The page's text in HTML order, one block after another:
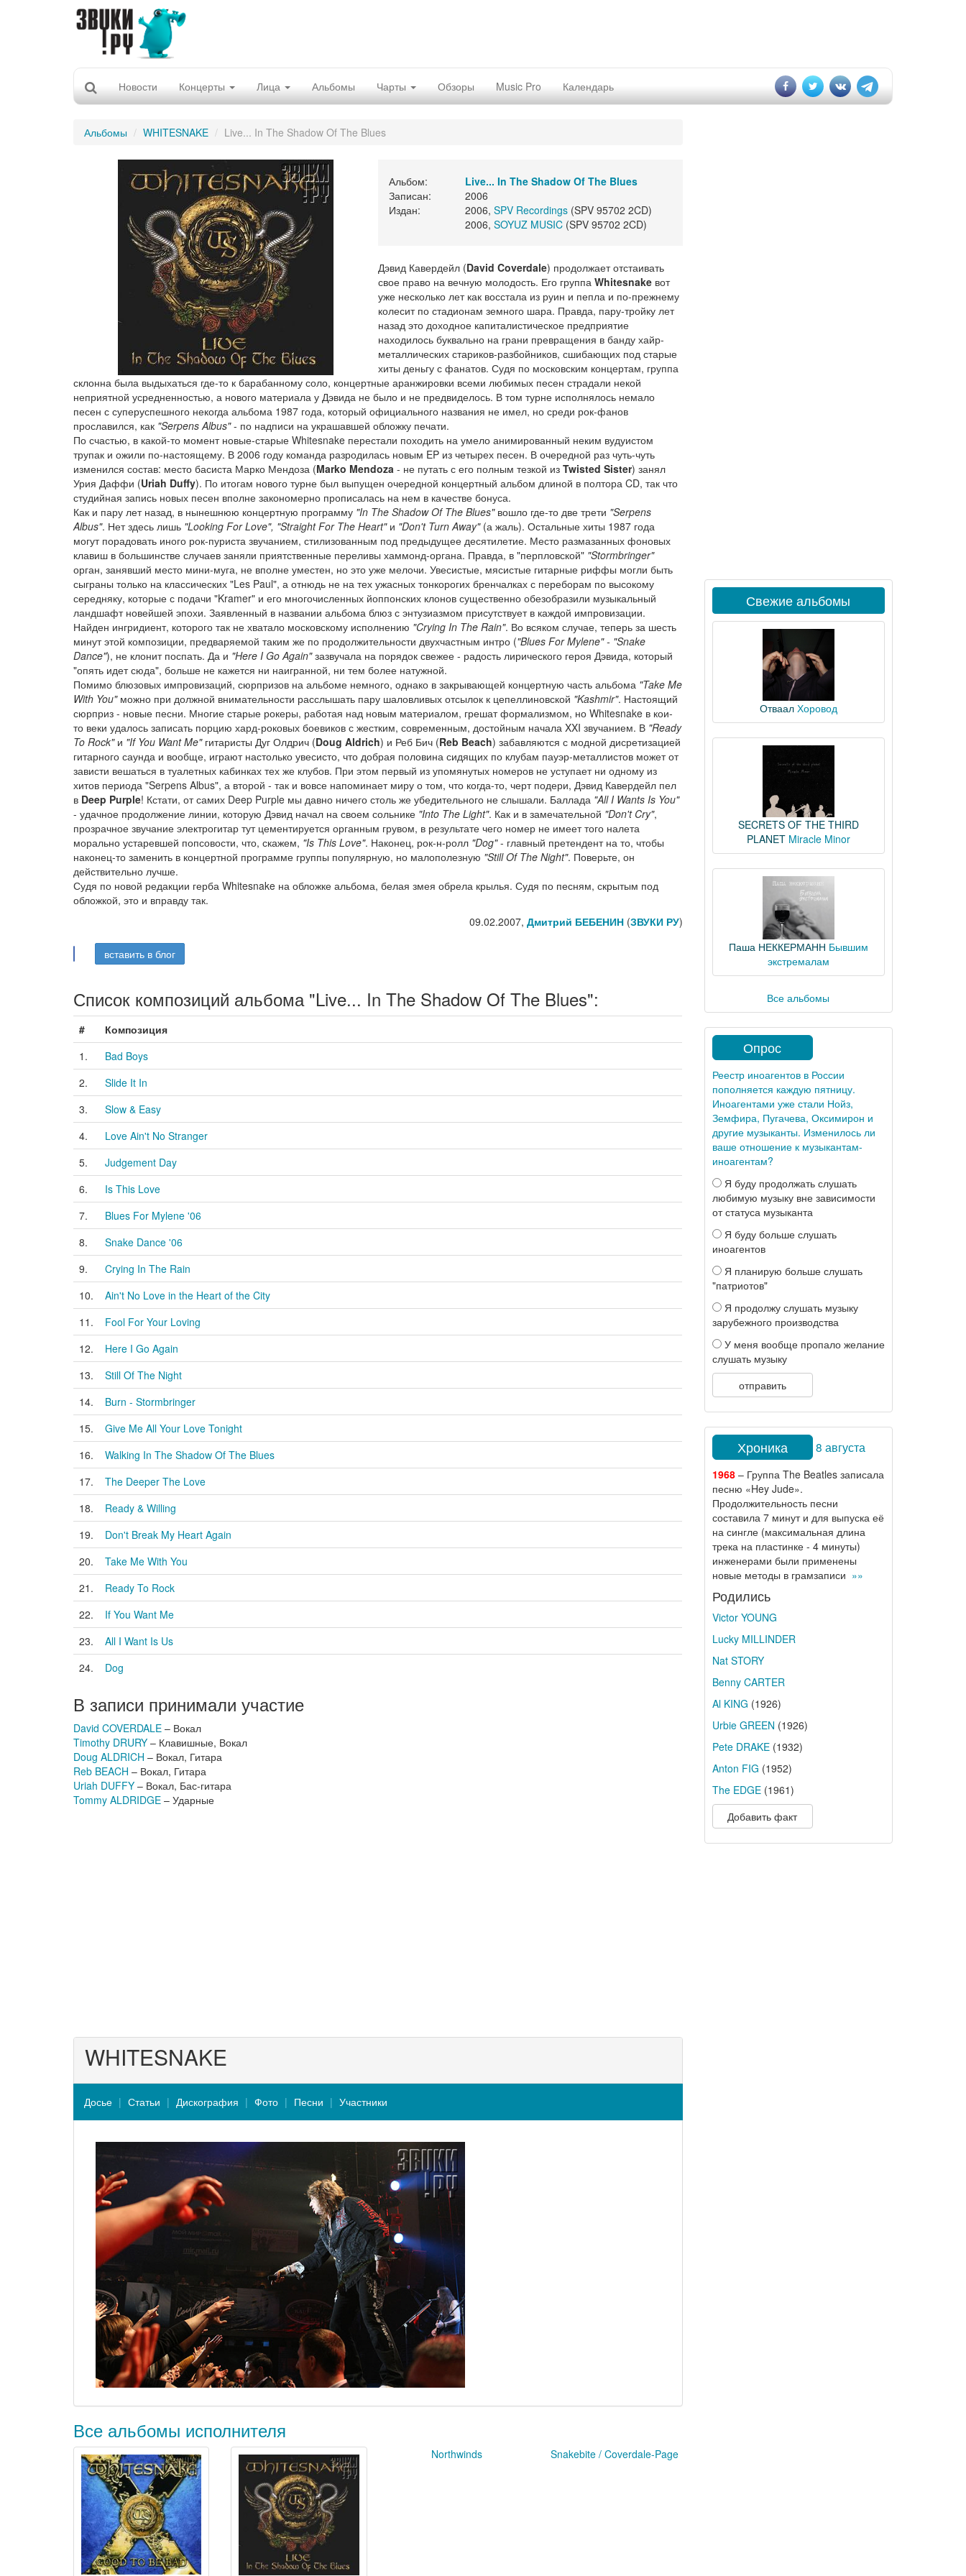
Новости Концерты Лица Альбомы Чарты Обзоры Music Pro Календарь
Альбомы WHITESNAKE Live... In The Shadow Of The Blues
Альбом:
Live... In The Shadow Of The Blues
Записан:
2006
Издан:
2006, SPV Recordings(SPV 95702 2CD)
2006, SOYUZ MUSIC(SPV 95702 2CD)
Дэвид Кавердейл (David Coverdale) продолжает отстаивать
свое право на вечную молодость. Его группа Whitesnakeвот
уже несколько лет как восстала из руин и пепла и по-прежнему
колесит по стадионам земного шара. Правда, пару-тройку лет
назад это доходное капиталистическое предприятие
находилось буквально на грани превращения в банду хайр-
металлических стариков-разбойников, сшибающих под старые
хиты деньгу с фанатов. Судя по московским концертам, группа
склонна была выдыхаться где-то к барабанному соло, концертные аранжировки всеми любимых песен страдали некой
неприятной усредненностью, а нового материала у Дэвида не было и не предвиделось. В том турне исполнялось немало
песен с суперуспешного некогда альбома 1987 года, который официального названия не имел, но среди рок-фанов
прославился, как "Serpens Albus"- по надписи на украшавшей обложку печати.
По счастью, в какой-то момент новые-старые Whitesnake перестали походить на умело анимированный неким вудуистом
трупак и ожили по-настоящему. В 2006 году команда разродилась новым EP из четырех песен. В очередной раз чуть-чуть
изменился состав: место басиста Марко Мендоза (Marko Mendoza - не путать с его полным тезкой из Twisted Sister) занял
Урия Даффи (Uriah Duffy). По итогам нового турне был выпущен очередной концертный альбом длиной в полтора CD, так что
студийная запись новых песен вполне закономерно прописалась на нем в качестве бонуса.
Как и пару лет назад, в нынешнюю концертную программу "In The Shadow Of The Blues"вошло где-то две трети "Serpens
Albus". Нет здесь лишь "Looking For Love", "Straight For The Heart"и "Don't Turn Away"(а жаль). Остальные хиты 1987 года
могут порадовать иного рок-пуриста звучанием, стилизованным под предыдущее десятилетие. Место размазанных фоновых
клавиш в большинстве случаев заняли приятственные переливы хаммонд-органа. Правда, в "перпловской" "Stormbringer"
орган, занявший место мини-муга, не вполне уместен, но это уже мелочи. Увесистые, мясистые гитарные риффы могли быть
сыграны только на классических "Les Paul", а отнюдь не на тех ужасных тонкорогих бренчалках с переборам по высокому
середняку, которые с подачи "Kramer" и его многочисленных йоппонских клонов существенно обезобразили музыкальный
ландшафт новейшей эпохи. Заявленный в названии альбома блюз с энтузиазмом присутствует в каждой импровизации.
Найден ингридиент, которого так не хватало московскому исполнению "Crying In The Rain". Во всяком случае, теперь за шесть
минут этой композиции, предваряемой таким же по продолжительности двухчастным интро ("Blues For Mylene" - "Snake
Dance"), не клонит поспать. Да и "Here I Go Again"зазвучала на порядок свежее - радость лирического героя Дэвида, который
"опять идет сюда", больше не кажется ни наигранной, ни тем более натужной.
Помимо блюзовых импровизаций, сюрпризов на альбоме немного, однако в закрывающей концертную часть альбома "Take Me
With You"можно при должной внимательности расслышать пару шаловливых отсылок к цепеллиновской "Kashmir". Настоящий
сюрприз - новые песни. Многие старые рокеры, работая над новым материалом, грешат формализмом, но Whitesnake в кои-
то веки удалось записать порцию хард-роковых боевиков с жестким, современным, достойным начала XXI звучанием. В "Ready
To Rock"и "If You Want Me"гитаристы Дуг Олдрич (Doug Aldrich) и Реб Бич (Reb Beach) забавляются с модной дисретизацией
гитарного саунда и вообще, играют настолько увесисто, что добрая половина сидящих по клубам пауэр-металлистов может от
зависти вешаться в туалетных кабинках тех же клубов. При этом первый из упомянутых номеров не уступает ни одному из
хитов периода "Serpens Albus", а второй - так и вовсе напоминает миру о том, что когда-то, черт подери, Дэвид Кавердейл пел
в Deep Purple! Кстати, от самих Deep Purple мы давно ничего столь же убедительного не слышали. Баллада "All I Wants Is You"
- удачное продолжение линии, которую Дэвид начал на своем сольнике "Into The Light". Как и в замечательной "Don't Cry",
прозрачное звучание электрогитар тут цементируется органным грувом, в результате чего номер не имеет того налета
морально устаревшей попсовости, что, скажем, "Is This Love". Наконец, рок-н-ролл "Dog"- главный претендент на то, чтобы
наконец-то заменить в концертной программе группы популярную, но малополезную "Still Of The Night". Поверьте, он
действительно лучше.
Судя по новой редакции герба Whitesnake на обложке альбома, белая змея обрела крылья. Судя по песням, скрытым под
обложкой, это и вправду так.
09.02.2007, Дмитрий БЕБЕНИН(ЗВУКИ РУ)
вставить в блог
Список композиций альбома "Live... In The Shadow Of The Blues":
#
Композиция
1.
Bad Boys
2.
Slide It In
3.
Slow & Easy
4.
Love Ain't No Stranger
5.
Judgement Day
6.
Is This Love
7.
Blues For Mylene '06
8.
Snake Dance '06
9.
Crying In The Rain
10.
Ain't No Love in the Heart of the City
11.
Fool For Your Loving
12.
Here I Go Again
13.
Still Of The Night
14.
Burn - Stormbringer
15.
Give Me All Your Love Tonight
16.
Walking In The Shadow Of The Blues
17.
The Deeper The Love
18.
Ready & Willing
19.
Don't Break My Heart Again
20.
Take Me With You
21.
Ready To Rock
22.
If You Want Me
23.
All I Want Is Us
24.
Dog
В записи принимали участие
David COVERDALE – Вокал
Timothy DRURY – Клавишные, Вокал
Doug ALDRICH – Вокал, Гитара
Reb BEACH – Вокал, Гитара
Uriah DUFFY – Вокал, Бас-гитара
Tommy ALDRIDGE – Ударные
WHITESNAKE
Досье Статьи Дискография Фото Песни Участники
Все альбомы исполнителя
Northwinds Snakebite / Coverdale-Page
Свежие альбомы
Отваал Хоровод
SECRETS OF THE THIRD
PLANET Miracle Minor
Паша НЕККЕРМАНН Бывшим
экстремалам
Все альбомы
Опрос
Реестр иноагентов в России
пополняется каждую пятницу.
Иноагентами уже стали Нойз,
Земфира, Пугачева, Оксимирон и
другие музыканты. Изменилось ли
ваше отношение к музыкантам-
иноагентам?
Я буду продолжать слушать
любимую музыку вне зависимости
от статуса музыканта
Я буду больше слушать
иноагентов
Я планирую больше слушать
"патриотов"
Я продолжу слушать музыку
зарубежного производства
У меня вообще пропало желание
слушать музыку
отправить
Хроника 8 августа
1968– Группа The Beatles записала
песню «Hey Jude».
Продолжительность песни
составила 7 минут и для выпуска её
на сингле (максимальная длина
трека на пластинке - 4 минуты)
инженерами были применены
новые методы в грамзаписи »»
Родились
Victor YOUNG
Lucky MILLINDER
Nat STORY
Benny CARTER
Al KING (1926)
Urbie GREEN (1926)
Pete DRAKE(1932)
Anton FIG (1952)
The EDGE(1961)
Добавить факт